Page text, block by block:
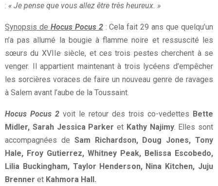
: « Je pense que vous allez être très heureux. »
Synopsis de Hocus Pocus 2: Cela fait 29 ans que quelqu’un
n’a pas allumé la bougie à flamme noire et ressuscité les
sœurs du XVIIe siècle, et ces trois pestes cherchent à se
venger. Il appartient maintenant à trois lycéens d’empêcher
les sorcières voraces de faire un nouveau genre de ravages
à Salem avant l’aube de la Toussaint.
Hocus Pocus 2 voit le retour des trois co-vedettes Bette
Midler, Sarah Jessica Parker et Kathy Najimy. Elles sont
accompagnées de Sam Richardson, Doug Jones, Tony
Hale, Froy Gutierrez, Whitney Peak, Belissa Escobedo,
Lilia Buckingham, Taylor Henderson, Nina Kitchen, Juju
Brenner et Kahmora Hall.